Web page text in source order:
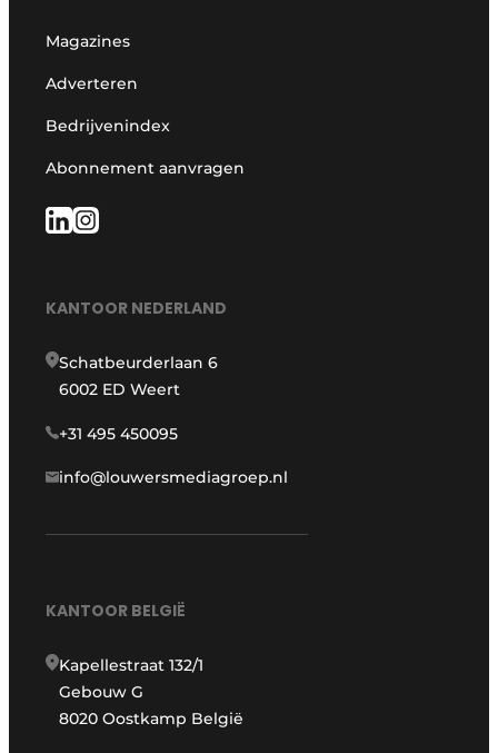
Magazines
Adverteren
Bedrijvenindex
Abonnement aanvragen
KANTOOR NEDERLAND
Schatbeurderlaan 6
6002 ED Weert
+31 495 450095
info@louwersmediagroep.nl
KANTOOR BELGIË
Kapellestraat 132/1
Gebouw G
8020 Oostkamp België